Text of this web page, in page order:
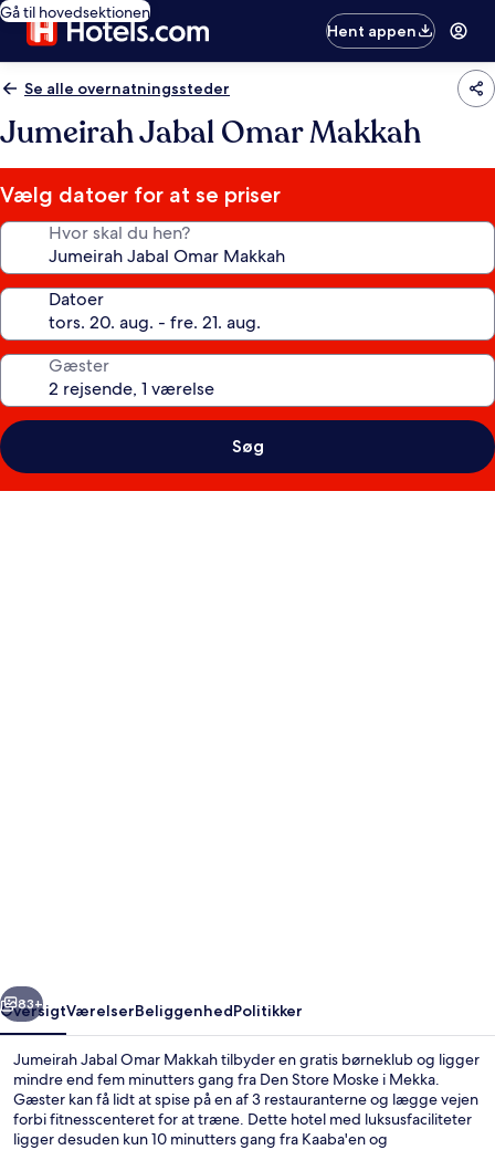
Gå til hovedsektionen
Hent appen
Se alle overnatningssteder
Jumeirah Jabal Omar Makkah
Vælg datoer for at se priser
Hvor skal du hen?
Datoer
Gæster
Søg
Næste
83+
OversigtVærelserBeliggenhedPolitikker
Jumeirah Jabal Omar Makkah tilbyder en gratis børneklub og ligger
mindre end fem minutters gang fra Den Store Moske i Mekka.
Gæster kan få lidt at spise på en af 3 restauranterne og lægge vejen
forbi fitnesscenteret for at træne. Dette hotel med luksusfaciliteter
ligger desuden kun 10 minutters gang fra Kaaba'en og